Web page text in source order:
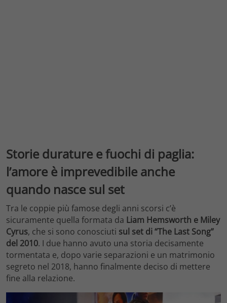
Storie durature e fuochi di paglia:
l’amore è imprevedibile anche
quando nasce sul set
Tra le coppie più famose degli anni scorsi c’è
sicuramente quella formata da Liam Hemsworth e Miley
Cyrus, che si sono conosciuti sul set di “The Last Song”
del 2010. I due hanno avuto una storia decisamente
tormentata e, dopo varie separazioni e un matrimonio
segreto nel 2018, hanno finalmente deciso di mettere
fine alla relazione.